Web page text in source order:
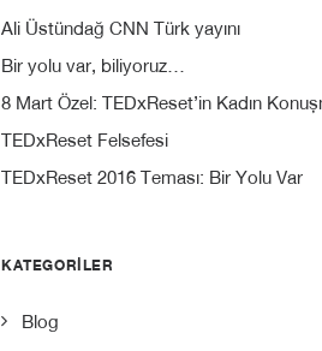
Ali Üstündağ CNN Türk yayını
Bir yolu var, biliyoruz…
8 Mart Özel: TEDxReset’in Kadın
TEDxReset Felsefesi
TEDxReset 2016 Teması: Bir Yolu Var
KATEGORILER
Blog